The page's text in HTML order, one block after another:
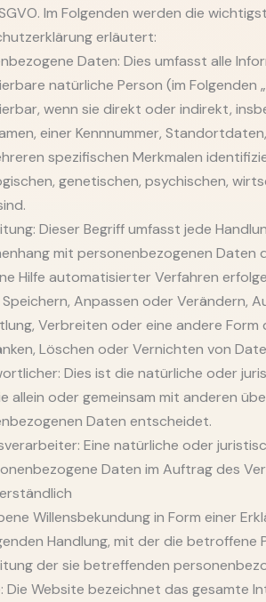
Im Folgenden werden die
erläutert:
Daten: Dies umfasst alle
natürliche Person (im Folgenden
wenn sie direkt oder indirekt,
einer Kennnummer,
spezifischen Merkmalen
genetischen, psychischen,
Dieser Begriff umfasst jede
mit personenbezogenen
Hilfe automatisierter Verfahren
Anpassen oder Verändern,
Verbreiten oder eine andere
Löschen oder Vernichten von
Dies ist die natürliche oder
allein oder gemeinsam mit anderen
Daten entscheidet.
Eine natürliche oder
Daten im Auftrag des
Willensbekundung in Form einer
Handlung, mit der die betroffene
der sie betreffenden
Die Website bezeichnet das gesamte